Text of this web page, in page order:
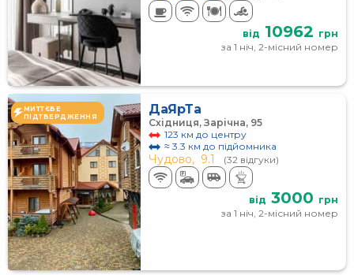
від 10962 грн
за 1 ніч, 2-місний номер
МИТТЄВЕ
ПІДТВЕРДЖЕННЯ
ДаЯрТа
Східниця, Зарічна, 95
123 км до центру
≈ 3.3 км до підйомника
Чудово, 9.1 (32 відгуки)
від 3000 грн
за 1 ніч, 2-місний номер